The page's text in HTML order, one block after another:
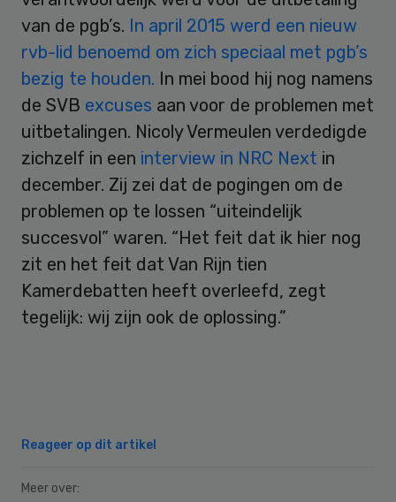
van de pgb’s. In april 2015 werd een nieuw
rvb-lid benoemd om zich speciaal met pgb’s
bezig te houden. In mei bood hij nog namens
de SVB excuses aan voor de problemen met
uitbetalingen. Nicoly Vermeulen verdedigde
zichzelf in een interview in NRC Next in
december. Zij zei dat de pogingen om de
problemen op te lossen “uiteindelijk
succesvol” waren. “Het feit dat ik hier nog
zit en het feit dat Van Rijn tien
Kamerdebatten heeft overleefd, zegt
tegelijk: wij zijn ook de oplossing.”
Reageer op dit artikel
Meer over: